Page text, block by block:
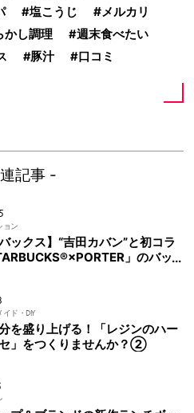
塩こうじ メルカリ
かし調理 週末食べたい
豚汁 口コミ
記事 -
ョン
バックス】“吉田カバン”と初コラ
」のバッ
ド・DIY
を盛り上げる！「レジンのハー
セ」をつくりませんか？②